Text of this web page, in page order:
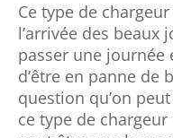
Ce type de
l’arrivée des beaux
passer une journée
d’être en panne de
question qu’on
ce type de chargeur